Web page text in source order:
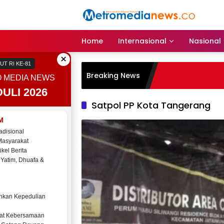
Home Internasional Nasional
×
RI KE-81
MEDIA NEWS
2026
Berita
Dhuafa &
Kepedulian
Kebersamaan
Breaking News
Satpol PP Kota Tangerang